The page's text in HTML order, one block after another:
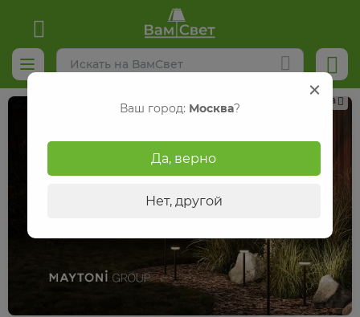
Реклама
Ваш город: Москва?
Да, верно
Нет, другой